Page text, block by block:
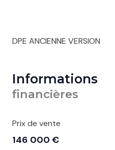
DPE ANCIENNE VERSION
Informations
financières
Prix de vente
146 000 €